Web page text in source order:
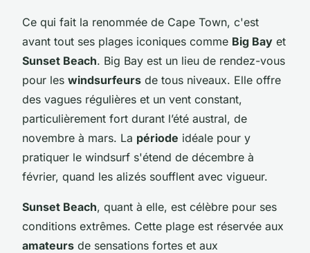
Ce qui fait la renommée de Cape Town, c'est
avant tout ses plages iconiques comme Big Bay et
Sunset Beach. Big Bay est un lieu de rendez-vous
pour les windsurfeurs de tous niveaux. Elle offre
des vagues régulières et un vent constant,
particulièrement fort durant l’été austral, de
novembre à mars. La période idéale pour y
pratiquer le windsurf s'étend de décembre à
février, quand les alizés soufflent avec vigueur.
Sunset Beach, quant à elle, est célèbre pour ses
conditions extrêmes. Cette plage est réservée aux
amateurs de sensations fortes et aux